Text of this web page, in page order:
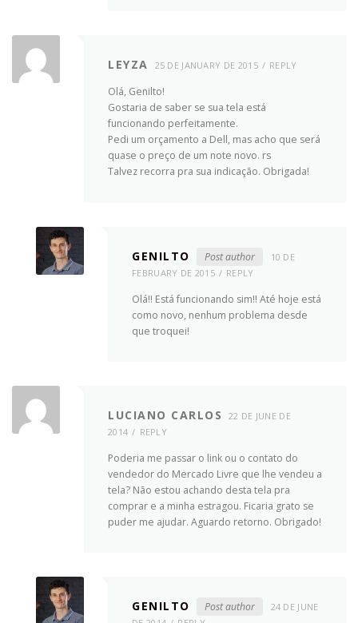
LEYZA 25 DE JANUARY DE 2015 REPLY
Olá, Genilto!
Gostaria de saber se sua tela está
funcionando perfeitamente.
Pedi um orçamento a Dell, mas acho que será
quase o preço de um note novo. rs
Talvez recorra pra sua indicação. Obrigada!
GENILTO Post author
10 DE
FEBRUARY DE 2015
REPLY
Olá!! Está funcionando sim!! Até hoje está
como novo, nenhum problema desde
que troquei!
LUCIANO CARLOS
22 DE JUNE DE
2014
REPLY
Poderia me passar o link ou o contato do
vendedor do Mercado Livre que lhe vendeu a
tela? Não estou achando desta tela pra
comprar e a minha estragou. Ficaria grato se
puder me ajudar. Aguardo retorno. Obrigado!
GENILTO Post author
24 DE JUNE